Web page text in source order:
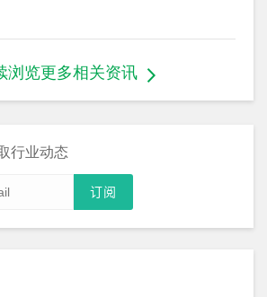
浏览更多相关资讯
行业动态